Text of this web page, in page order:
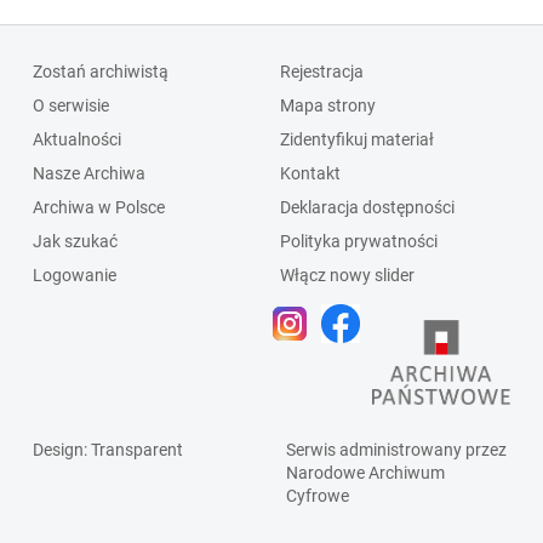
Zostań archiwistą
O serwisie
Aktualności
Nasze Archiwa
Archiwa w Polsce
Jak szukać
Logowanie
Rejestracja
Mapa strony
Zidentyfikuj materiał
Kontakt
Deklaracja dostępności
Polityka prywatności
Włącz nowy slider
Design: Transparent
Serwis administrowany przez
Narodowe Archiwum
Cyfrowe